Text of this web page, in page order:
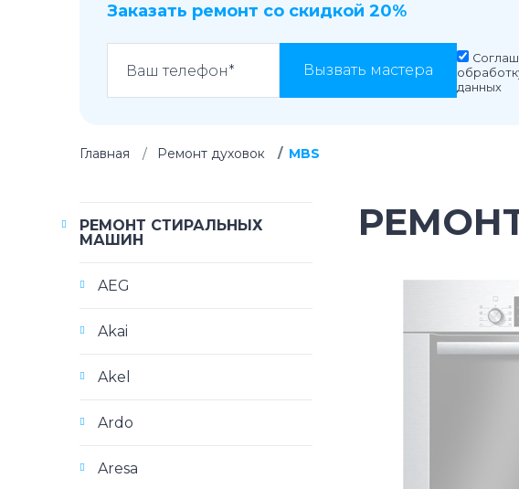
Заказать ремонт со скидкой 20%
Вызвать мастера
данных
Главная Ремонт духовок MBS
РЕМОНТ СТИРАЛЬНЫХ
МАШИН
AEG
Akai
Akel
Ardo
Aresa